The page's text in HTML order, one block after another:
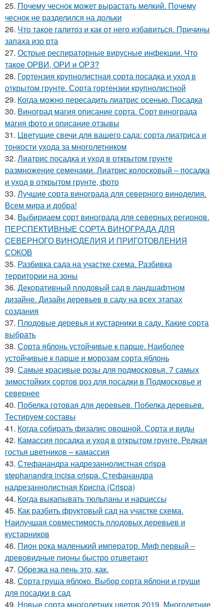
25. Почему чеснок может вырастать мелкий. Почему
чеснок не разделился на дольки
26. Что такое галитоз и как от него избавиться. Причины
запаха изо рта
27. Острые респираторные вирусные инфекции. Что
такое ОРВИ, ОРИ и ОРЗ?
28. Гортензия крупнолистная сорта посадка и уход в
открытом грунте. Сорта гортензии крупнолистной
29. Когда можно пересадить лиатрис осенью. Посадка
30. Виноград магия описание сорта. Сорт винограда
магия фото и описание отзывы
31. Цветущие свечи для вашего сада: сорта лиатриса и
тонкости ухода за многолетником
32. Лиатрис посадка и уход в открытом грунте
размножение семенами. Лиатрис колосковый – посадка
и уход в открытом грунте, фото
33. Лучшие сорта винограда для северного виноделия.
Всем мира и добра!
34. Выбириаем сорт винограда для северных регионов.
ПЕРСПЕКТИВНЫЕ СОРТА ВИНОГРАДА ДЛЯ
CЕВЕРНОГО ВИНОДЕЛИЯ И ПРИГОТОВЛЕНИЯ
СОКОВ
35. Разбивка сада на участке схема. Разбивка
территории на зоны
36. Декоративный плодовый сад в ландшафтном
дизайне. Дизайн деревьев в саду на всех этапах
создания
37. Плодовые деревья и кустарники в саду. Какие сорта
выбрать
38. Сорта яблонь устойчивые к парше. Наиболее
устойчивые к парше и морозам сорта яблонь
39. Самые красивые розы для подмосковья. 7 самых
зимостойких сортов роз для посадки в Подмосковье и
севернее
40. Побелка готовая для деревьев. Побелка деревьев.
Тестируем составы
41. Когда собирать физалис овощной. Сорта и виды
42. Камассия посадка и уход в открытом грунте. Редкая
гостья цветников – камассия
43. Стефанандра надрезаннолистная crispa
stephanandra incisa crispa. Стефанандра
надрезаннолистная Криспа (Crispa)
44. Когда выкапывать тюльпаны и нарциссы
45. Как разбить фруктовый сад на участке схема.
Наилучшая совместимость плодовых деревьев и
кустарников
46. Пион рока маленький император. Миф первый –
древовидные пионы быстро отцветают
47. Обрезка на пень это, как.
48. Сорта груша яблоко. Выбор сорта яблони и груши
для посадки в сад
49. Новые сорта многолетних цветов 2019. Многолетние